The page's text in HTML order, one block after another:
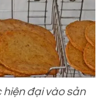
hiện đại vào sản